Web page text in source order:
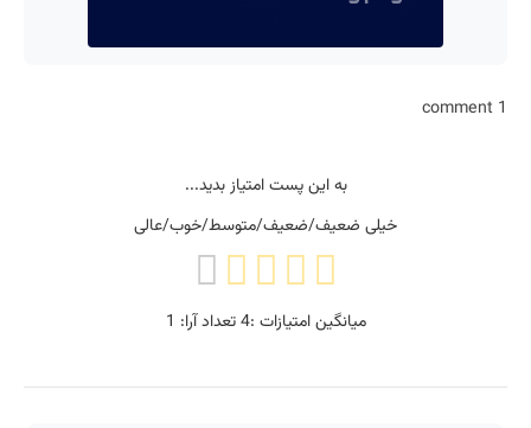
1 comment
به این پست امتیاز بدید...
خیلی ضعیف/ضعیف/متوسط/خوب/عالی
میانگین امتیازات :4تعداد آرا: 1